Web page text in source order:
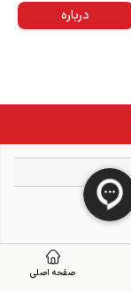
درباره
صفحه اصلی